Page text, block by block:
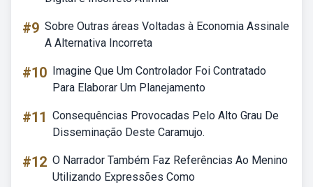
#9 Sobre Outras áreas Voltadas à Economia Assinale
A Alternativa Incorreta
#10 Imagine Que Um Controlador Foi Contratado
Para Elaborar Um Planejamento
#11 Consequências Provocadas Pelo Alto Grau De
Disseminação Deste Caramujo.
#12 O Narrador Também Faz Referências Ao Menino
Utilizando Expressões Como